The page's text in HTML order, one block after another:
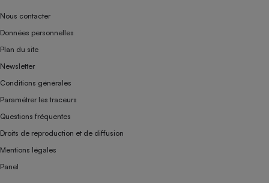
Nous contacter
Données personnelles
Plan du site
Newsletter
Conditions générales
Paramétrer les traceurs
Questions fréquentes
Droits de reproduction et de diffusion
Mentions légales
Panel